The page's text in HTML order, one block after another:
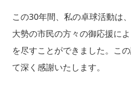
この30年間、私の卓球活動は
大勢の市民の方々の御応援に
を尽すことができました。こ
て深く感謝いたします。